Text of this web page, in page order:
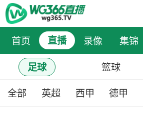
首页 直播 录像 集锦
足球
篮球
全部
英超 西甲 德甲